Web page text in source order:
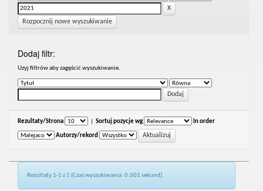
Rozpocznij nowe wyszukiwanie
Dodaj filtr:
Uzyj filtrów aby zagęścić wyszukiwanie.
Rezultaty/Strona Sortuj pozycje wg In order
Autorzy/rekord
Rezultaty 1-1 z 1 (Czas wyszukiwania: 0.001 sekund).